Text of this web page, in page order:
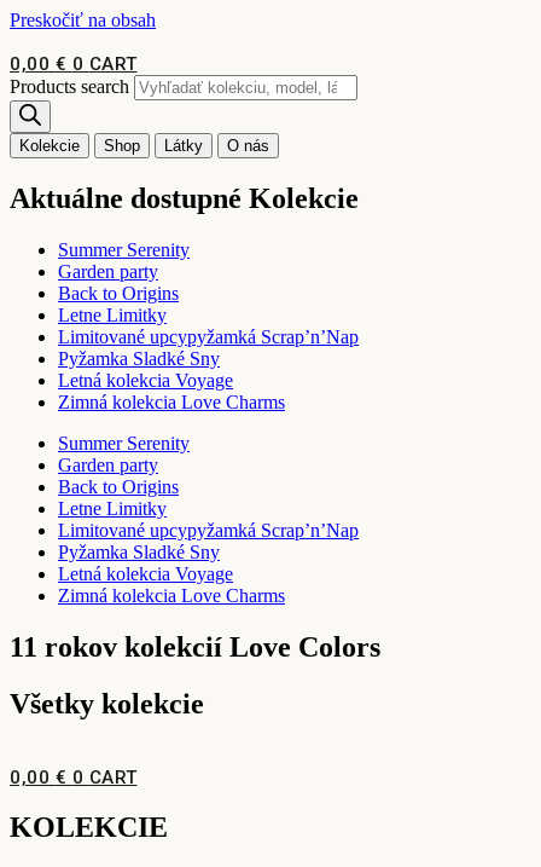
Preskočiť na obsah
0,00 € 0 CART
Products search
Kolekcie Shop Látky O nás
Aktuálne dostupné Kolekcie
Summer Serenity
Garden party
Back to Origins
Letne Limitky
Limitované upcypyžamká Scrap’n’Nap
Pyžamka Sladké Sny
Letná kolekcia Voyage
Zimná kolekcia Love Charms
Summer Serenity
Garden party
Back to Origins
Letne Limitky
Limitované upcypyžamká Scrap’n’Nap
Pyžamka Sladké Sny
Letná kolekcia Voyage
Zimná kolekcia Love Charms
11 rokov kolekcií Love Colors
Všetky kolekcie
0,00 € 0 CART
KOLEKCIE